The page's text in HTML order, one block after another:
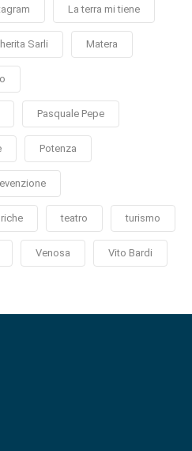
La terra mi tiene
Sarli Matera
Pasquale Pepe
Potenza
teatro turismo
Venosa Vito Bardi